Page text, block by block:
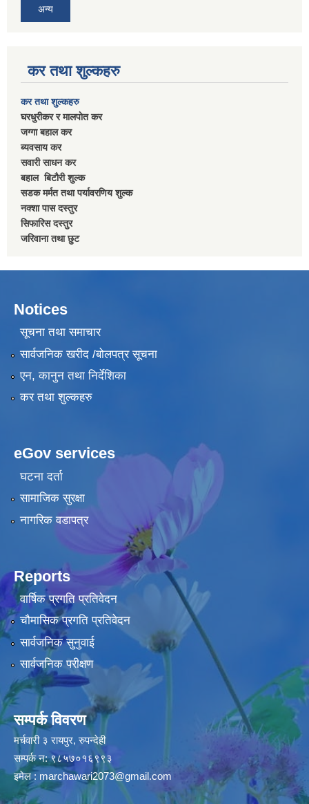
अन्य
कर तथा शुल्कहरु
कर तथा शुल्कहरु
घरधुरीकर र मालपाेत कर
जग्गा बहाल कर
ब्यवसाय कर
सवारी साधन कर
बहाल बिटाैरी शुल्क
सडक मर्मत तथा पर्यावरणिय शुल्क
नक्शा पास दस्तुर
सिफारिस दस्तुर
जरिवाना तथा छुट
Notices
सूचना तथा समाचार
सार्वजनिक खरीद /बोलपत्र सूचना
एन, कानुन तथा निर्देशिका
कर तथा शुल्कहरु
eGov services
घटना दर्ता
सामाजिक सुरक्षा
नागरिक वडापत्र
Reports
वार्षिक प्रगति प्रतिवेदन
चौमासिक प्रगति प्रतिवेदन
सार्वजनिक सुनुवाई
सार्वजनिक परीक्षण
सम्पर्क विवरण
मर्चवारी ३ रायपुर, रुपन्देही
सम्पर्क न: ९८५७०१६९९३
इमेल : marchawari2073@gmail.com